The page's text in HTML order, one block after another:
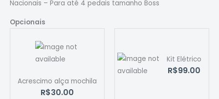
Nacionais – Para até 4 pedais tamanho Boss
Opcionais
Acrescimo alça mochila
R$30.00
Kit Elétrico
R$99.00